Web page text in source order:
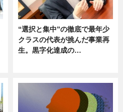
“選択と集中”の徹底で最年少
クラスの代表が挑んだ事業再
生。黒字化達成の…